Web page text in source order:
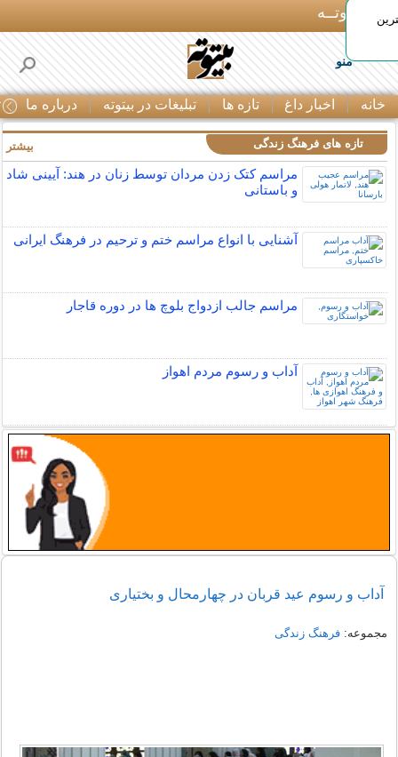
بـیتوتــه
منو
خانه اخبار داغ تازه ها تبلیغات در بیتوته درباره ما
تازه های فرهنگ زندگی
مراسم کتک زدن مردان توسط زنان در هند: آیینی شاد
و باستانی
آشنایی با انواع مراسم ختم و ترحیم در فرهنگ ایرانی
مراسم جالب ازدواج بلوچ ها در دوره قاجار
آداب و رسوم مردم اهواز
بیشتر
آداب و رسوم عید قربان در چهارمحال و بختیاری
مجموعه:فرهنگ زندگی